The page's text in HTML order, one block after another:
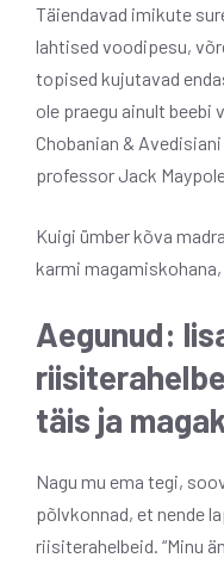
Täiendavad imikute
lahtised voodipesu,
topised kujutavad
ole praegu ainult beebi
Chobanian &
professor Jack
Kuigi ümber kõva
karmi
Aegunud:
täis ja
Nagu mu ema tegi,
põlvkonnad, et nende
riisiterahelbeid. “Minu